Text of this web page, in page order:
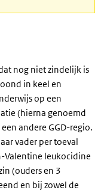
nog niet zindelijk is
in keel en
op een
(hierna genoemd
andere GGD-regio.
vader per toeval
Valentine leukocidine
(ouders en 3
en bij zowel de